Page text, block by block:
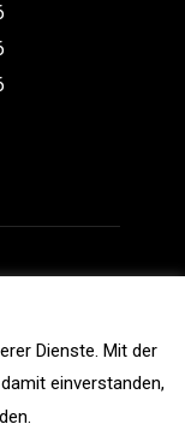
Dienste. Mit der
einverstanden,